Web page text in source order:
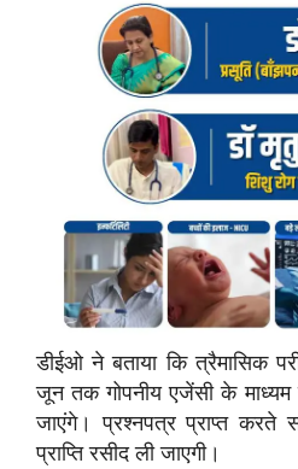
डीईओ ने बताया कि त्रैमासिक
जून तक गोपनीय एजेंसी के
जाएंगे। प्रश्नपत्र प्राप्त करते
प्राप्ति रसीद ली जाएगी।